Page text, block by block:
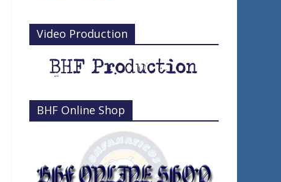
Video Production
BHF Online Shop